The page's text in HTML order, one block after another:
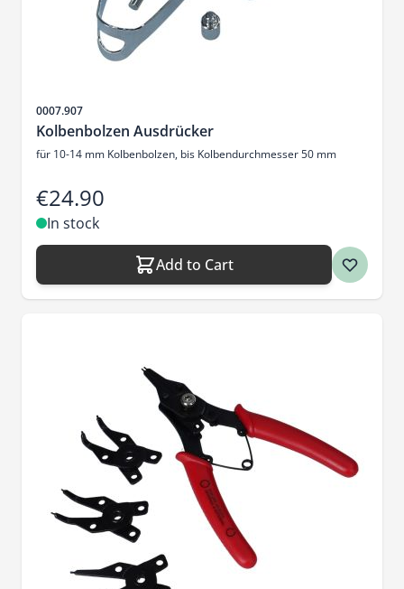
Sku
0007.907
Kolbenbolzen Ausdrücker
für 10-14 mm Kolbenbolzen, bis Kolbendurchmesser 50 mm
€24.90
In stock
Add to Cart